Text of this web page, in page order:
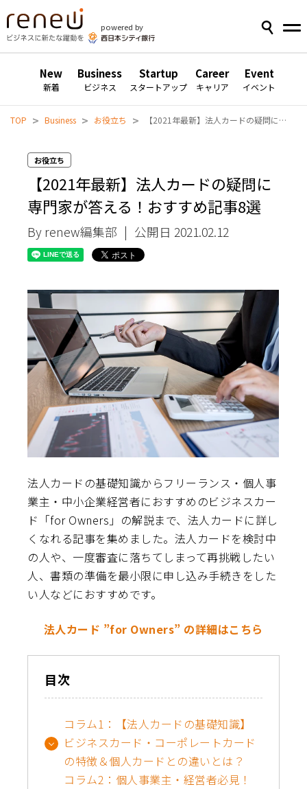
powered by
New
新着
Business
ビジネス
Startup
スタートアップ
Career
キャリア
Event
イベント
TOP > Business > お役立ち > 【2021年最新】法人カードの疑問に専門家が答える！おすすめ記事8選
お役立ち
【2021年最新】法人カードの疑問に
専門家が答える！おすすめ記事8選
By renew編集部 | 公開日 2021.02.12
法人カードの基礎知識からフリーランス・個人事
業主・中小企業経営者におすすめのビジネスカー
ド「for Owners」の解説まで、法人カードに詳し
くなれる記事を集めました。法人カードを検討中
の人や、一度審査に落ちてしまって再挑戦したい
人、書類の準備を最小限に申し込み手続きをした
い人などにおすすめです。
法人カード ”for Owners” の詳細はこちら
目次
コラム1：【法人カードの基礎知識】
ビジネスカード・コーポレートカード
の特徴＆個人カードとの違いとは？
コラム2：個人事業主・経営者必見！